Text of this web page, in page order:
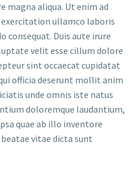
magna aliqua. Ut enim ad
ullamco laboris
consequat. Duis aute irure
velit esse cillum dolore
sint occaecat cupidatat
officia deserunt mollit anim
unde omnis iste natus
doloremque laudantium,
quae ab illo inventore
vitae dicta sunt